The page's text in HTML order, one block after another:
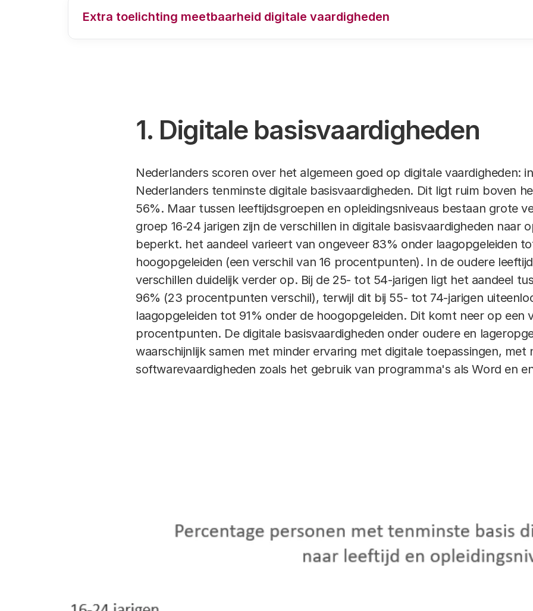
Extra toelichting meetbaarheid digitale vaardigheden
1. Zelfrapportage
Internationaal vergelijkende statistieken zijn voornamelijk gebaseerd op
gevraagd welke digitale taken zij recentelijk hebben uitgevoerd. De aanname hierbij
taak (zoals het versturen van een email) heeft uitgevoerd, hij over de juiste digitale
Een probleem met zelfrapportage is de mogelijkheid van zelfoverschatting, omdat
een digitale taak wel op de juiste en veilige manier uitvoeren.
Voor een dieper inzicht in digitale vaardigheden is het daarom nog om digitaal
groep mensen onderzocht door te kijken hoe zij een digitale taak uitvoeren en hoe
beoordelen van informatie of het beveiligen van hun persoonsgegevens.
In deze factsheet komen vooral internationaal vergelijkende statistieken op basis
1. Digitale basisvaardigheden
Nederlanders scoren over het algemeen goed op digitale vaardigheden:
Nederlanders tenminste digitale basisvaardigheden. Dit ligt ruim boven
56%. Maar tussen leeftijdsgroepen en opleidingsniveaus bestaan grote
groep 16-24 jarigen zijn de verschillen in digitale basisvaardigheden naar
beperkt. het aandeel varieert van ongeveer 83% onder laagopgeleiden
hoogopgeleiden (een verschil van 16 procentpunten). In de oudere
verschillen duidelijk verder op. Bij de 25- tot 54-jarigen ligt het aandeel
96% (23 procentpunten verschil), terwijl dit bij 55- tot 74-jarigen
laagopgeleiden tot 91% onder de hoogopgeleiden. Dit komt neer op een
procentpunten. De digitale basisvaardigheden onder oudere en
waarschijnlijk samen met minder ervaring met digitale toepassingen, met
softwarevaardigheden zoals het gebruik van programma's als Word en